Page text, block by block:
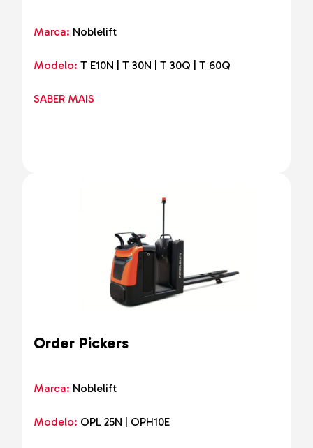
Marca: Noblelift
Modelo: T E10N | T 30N | T 30Q | T 60Q
SABER MAIS
Order Pickers
Marca: Noblelift
Modelo: OPL 25N | OPH10E